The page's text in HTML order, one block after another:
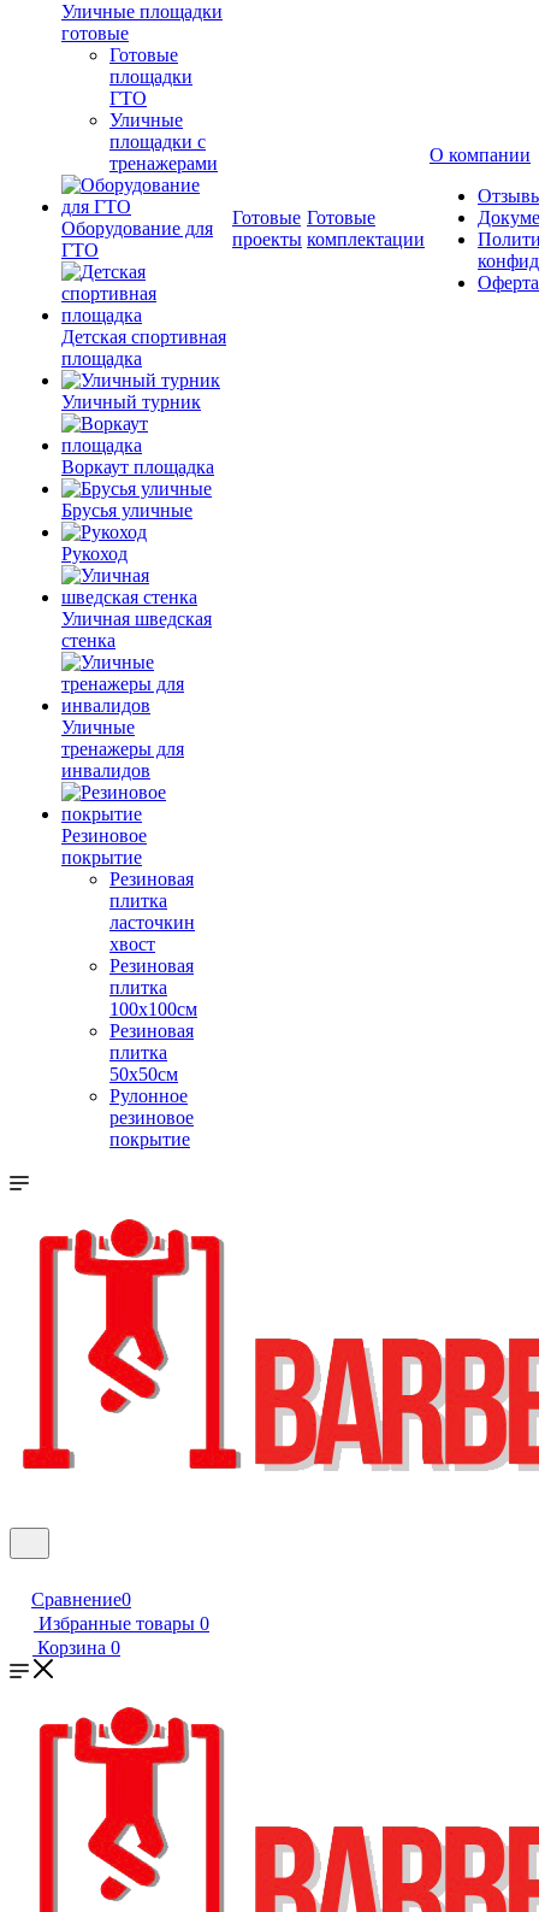
Уличные площадки
готовые
Готовые
площадки
ГТО
Уличные
площадки с
тренажерами
Оборудование для
ГТО
Детская спортивная
площадка
Уличный турник
Воркаут площадка
Брусья уличные
Рукоход
Уличная шведская
стенка
Уличные
тренажеры для
инвалидов
Резиновое
покрытие
Резиновая
плитка
ласточкин
хвост
Резиновая
плитка
100х100см
Резиновая
плитка
50х50см
Рулонное
резиновое
покрытие
Готовые
проекты
Готовые
комплектации
О компании
Оферта
Сравнение0
Избранные товары 0
Корзина 0